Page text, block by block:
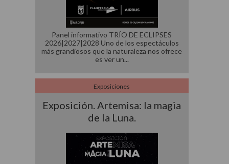
Panel informativo TRÍO DE ECLIPSES
2026|2027|2028 Uno de los espectáculos
más grandiosos que la naturaleza nos ofrece
es ver un
Exposición. Artemisa: la magia
de la Luna.
Exposiciones